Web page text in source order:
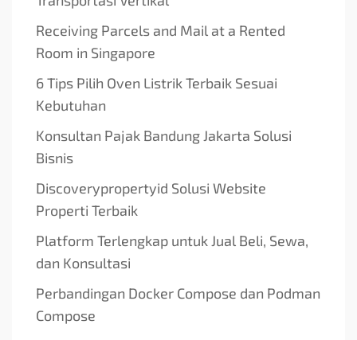
Receiving Parcels and Mail at a Rented
Room in Singapore
6 Tips Pilih Oven Listrik Terbaik Sesuai
Kebutuhan
Konsultan Pajak Bandung Jakarta Solusi
Bisnis
Discoverypropertyid Solusi Website
Properti Terbaik
Platform Terlengkap untuk Jual Beli, Sewa,
dan Konsultasi
Perbandingan Docker Compose dan Podman
Compose